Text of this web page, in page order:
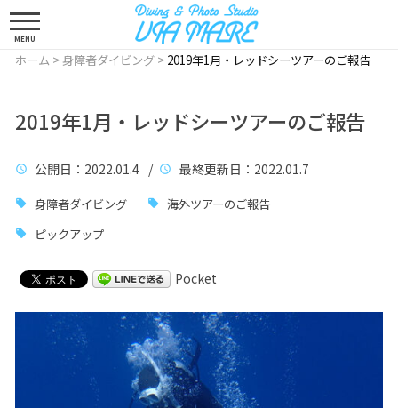
MENU
ホーム > 身障者ダイビング> 2019年1月・レッドシーツアーのご報告
2019年1月・レッドシーツアーのご報告
公開日 ：2022.01.4 / 最終更新日 ：2022.01.7
身障者ダイビング
海外ツアーのご報告
ピックアップ
Pocket